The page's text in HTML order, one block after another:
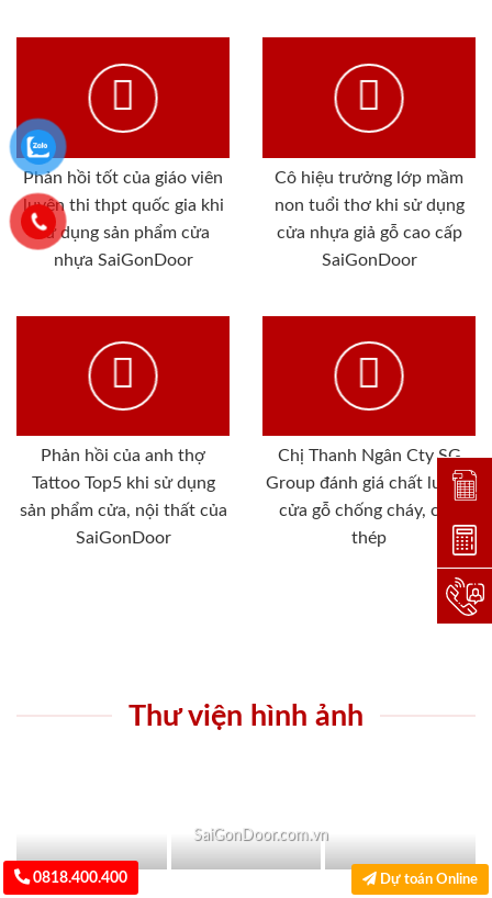
Phản hồi tốt của giáo viên
luyện thi thpt quốc gia khi
sử dụng sản phẩm cửa
nhựa SaiGonDoor
Cô hiệu trưởng lớp mầm
non tuổi thơ khi sử dụng
cửa nhựa giả gỗ cao cấp
SaiGonDoor
Phản hồi của anh thợ
Tattoo Top5 khi sử dụng
sản phẩm cửa, nội thất của
SaiGonDoor
Chị Thanh Ngân Cty SG
Group đánh giá chất lượng
cửa gỗ chống cháy, cửa
thép
Thư viện hình ảnh
SaiGonDoor.com.vn
0818.400.400 Dự toán Online
Đặt
Dự